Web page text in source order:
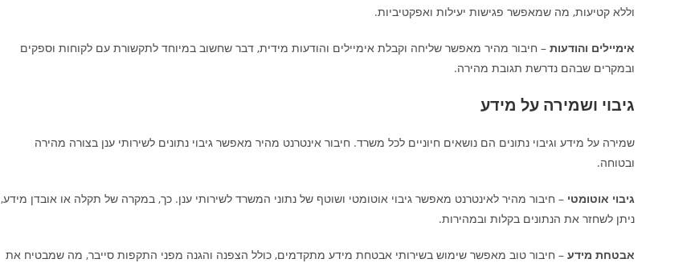
וללא קטיעות, מה שמאפשר פגישות יעילות ואפקטיביות.
אימיילים והודעות – חיבור מהיר מאפשר שליחה וקבלת אימיילים והודעות מידית, דבר שחשוב במיוחד לתקשורת עם לקוחות וספקים
ובמקרים שבהם נדרשת תגובת מהירה.
גיבוי ושמירה על מידע
שמירה על מידע וגיבוי נתונים הם נושאים חיוניים לכל משרד. חיבור אינטרנט מהיר מאפשר גיבוי נתונים לשירותי ענן בצורה מהירה
ובטוחה.
גיבוי אוטומטי – חיבור מהיר לאינטרנט מאפשר גיבוי אוטומטי ושוטף של נתוני המשרד לשירותי ענן. כך, במקרה של תקלה או אובדן מידע,
ניתן לשחזר את הנתונים בקלות ובמהירות.
אבטחת מידע – חיבור טוב מאפשר שימוש בשירותי אבטחת מידע מתקדמים, כולל הצפנה והגנה מפני התקפות סייבר, מה שמבטיח את